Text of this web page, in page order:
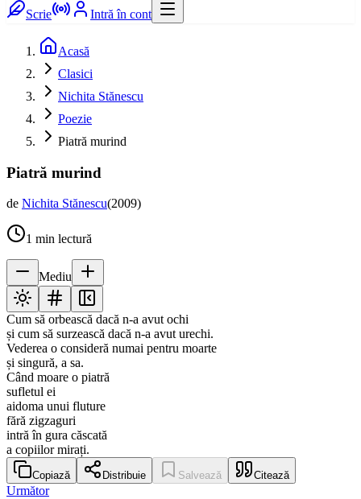
Scrie Intră în cont
Acasă
Clasici
Nichita Stănescu
Poezie
Piatră murind
Piatră murind
de Nichita Stănescu(2009)
1 min lectură
Mediu
Cum să orbească dacă n-a avut ochi
și cum să surzească dacă n-a avut urechi.
Vederea o consideră numai pentru moarte
și singură, a sa.
Când moare o piatră
sufletul ei
aidoma unui fluture
fără zigzaguri
intră în gura căscată
a copiilor mirați.
Copiază Distribuie Salvează Citează
Următor